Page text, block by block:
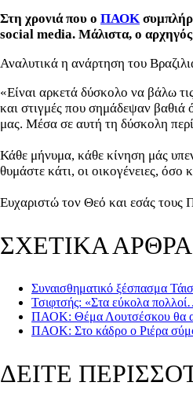
Στη χρονιά που ο ΠΑΟΚ
social media. Μάλιστα, ο αρχηγός
Αναλυτικά η ανάρτηση του
«Είναι αρκετά δύσκολο να βάλω
και στιγμές που σημάδεψαν βαθιά
μας. Μέσα σε αυτή τη δύσκολη
Κάθε μήνυμα, κάθε κίνηση μάς
θυμάστε κάτι, οι οικογένειες,
Ευχαριστώ τον Θεό και εσάς
ΣΧΕΤΙΚΑ ΑΡΘΡΑ
Συναισθηματικό ξέσπασμα
Τσιφτσής: «Στα εύκολα
ΠΑΟΚ: Θέμα Λουτσέσκου θα
ΠΑΟΚ: Στο κάδρο ο Ριέρα
ΔΕΙΤΕ